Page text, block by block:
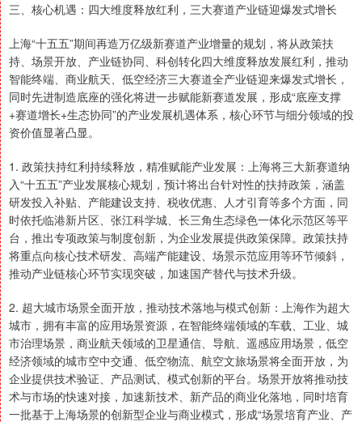
三、核心机遇：四大维度释放红利，三大赛道产业链迎爆发式增长
上海“十五五”期间再造万亿级新赛道产业增量的规划，将从政策扶
持、场景开放、产业链协同、科创转化四大维度释放发展红利，推动
智能终端、商业航天、低空经济三大赛道全产业链迎来爆发式增长，
同时先进制造底座的强化将进一步赋能新赛道发展，形成“底座支撑
+赛道增长+生态协同”的产业发展机遇体系，核心环节与细分领域的投
资价值显著凸显。
1. 政策扶持红利持续释放，精准赋能产业发展：上海将三大新赛道纳
入“十五五”产业发展核心规划，预计将出台针对性的扶持政策，涵盖
研发投入补贴、产能建设支持、税收优惠、人才引育等多个方面，同
时依托临港新片区、张江科学城、长三角生态绿色一体化示范区等平
台，推出专项政策与制度创新，为企业发展提供政策保障。政策扶持
将重点向核心技术研发、高端产能建设、场景示范应用等环节倾斜，
推动产业链核心环节实现突破，加速国产替代与技术升级。
2. 超大城市场景全面开放，推动技术落地与模式创新：上海作为超大
城市，拥有丰富的应用场景资源，在智能终端领域的车载、工业、城
市治理场景，商业航天领域的卫星通信、导航、遥感应用场景，低空
经济领域的城市空中交通、低空物流、航空文旅场景将全面开放，为
企业提供技术验证、产品测试、模式创新的平台。场景开放将推动技
术与市场的快速对接，加速新技术、新产品的商业化落地，同时培育
一批基于上海场景的创新型企业与商业模式，形成“场景培育产业、产